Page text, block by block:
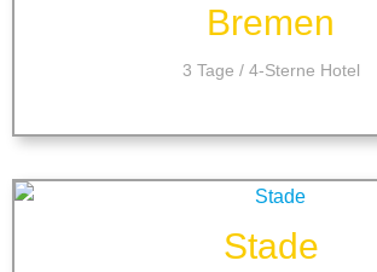
Bremen
3 Tage / 4-Sterne Hotel
Stade